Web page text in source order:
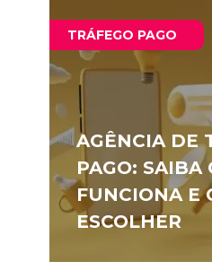
TRÁFEGO PAGO
AGÊNCIA DE
PAGO: SAIBA
FUNCIONA E
ESCOLHER